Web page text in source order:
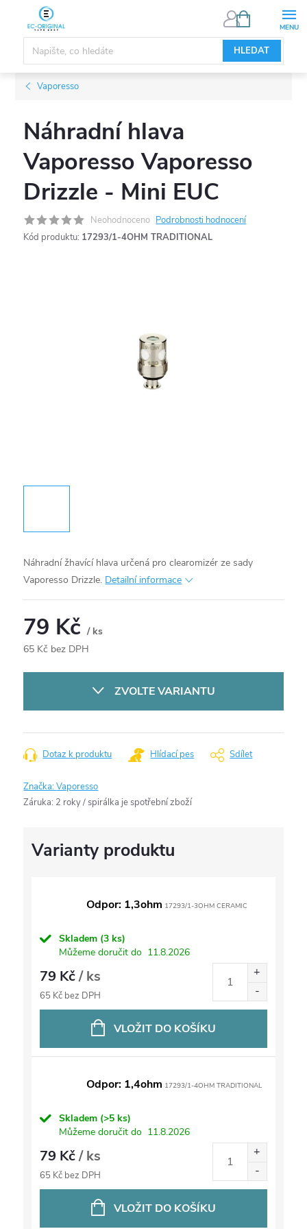
obsah
HLEDAT
NÁKUPNÍ
Vaporesso
Náhradní hlava
Vaporesso Vaporesso
Drizzle - Mini EUC
Neohodnoceno Podrobnosti hodnocení
Kód produktu: 17293/1-4OHM TRADITIONAL
Náhradní žhavící hlava určená pro clearomizér ze sady
Vaporesso Drizzle. Detailní informace
79 Kč/ ks
65 Kč bez DPH
ZVOLTE VARIANTU
Dotaz k produktu Hlídací pes Sdílet
Značka:Vaporesso
Záruka: 2 roky / spirálka je spotřební zboží
Odpor: 1,3ohm 17293/1-3OHM CERAMIC
Skladem (3 ks)
Můžeme doručit do 11.8.2026
79 Kč/ ks
65 Kč bez DPH
VLOŽIT DO KOŠÍKU
Odpor: 1,4ohm 17293/1-4OHM TRADITIONAL
Skladem (>5 ks)
Můžeme doručit do 11.8.2026
79 Kč/ ks
65 Kč bez DPH
VLOŽIT DO KOŠÍKU